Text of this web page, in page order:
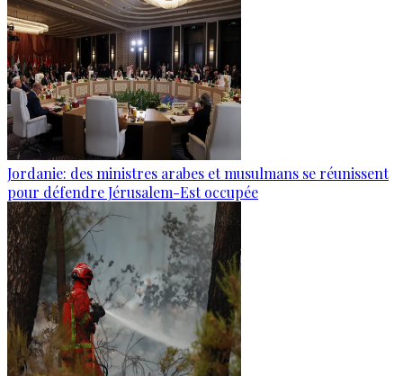
Jordanie: des ministres arabes et musulmans se réunissent
pour défendre Jérusalem-Est occupée